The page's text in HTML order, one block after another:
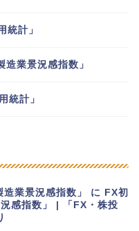
統計」
業景況感指数」
統計」
業景況感指数」 に
FX初
感指数」 | 「FX・株投